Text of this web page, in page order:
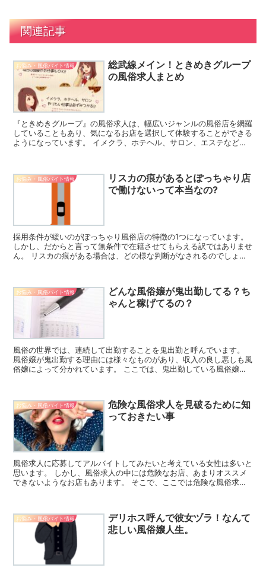
関連記事
お悩み・風俗バイト情報
総武線メイン！ときめきグループ
の風俗求人まとめ
『ときめきグループ』の風俗求人は、幅広いジャンルの風俗店を網羅
していることもあり、気になるお店を選択して体験することができる
ようになっています。 イメクラ、ホテヘル、サロン、エステなど、
お悩み・風俗バイト情報
リスカの痕があるとぽっちゃり店
で働けないって本当なの?
採用条件が緩いのがぽっちゃり風俗店の特徴の1つになっています。
しかし、だからと言って無条件で在籍させてもらえる訳ではありませ
ん。 リスカの痕がある場合は、どの様な判断がなされるのでしょう
お悩み・風俗バイト情報
どんな風俗嬢が鬼出勤してる？ち
ゃんと稼げてるの？
風俗の世界では、連続して出勤することを鬼出勤と呼んでいます。
風俗嬢が鬼出勤する理由には様々なものがあり、収入の良し悪しも風
俗嬢によって分かれています。 ここでは、鬼出勤している風俗嬢を
お悩み・風俗バイト情報
危険な風俗求人を見破るために知
っておきたい事
風俗求人に応募してアルバイトしてみたいと考えている女性は多いと
思います。 しかし、風俗求人の中には危険なお店、あまりオススメ
できないようなお店もあります。 そこで、ここでは危険な風俗求人
お悩み・風俗バイト情報
デリホス呼んで彼女ヅラ！なんて
悲しい風俗嬢人生。